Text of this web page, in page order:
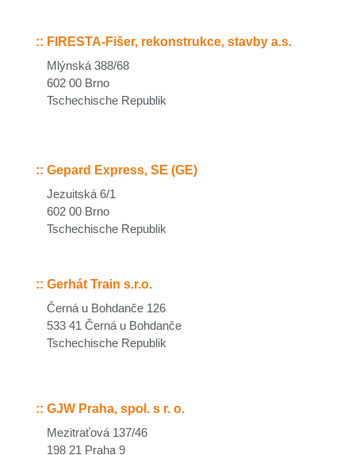
:: FIRESTA-Fišer, rekonstrukce, stavby a.s.
Mlýnská 388/68
602 00 Brno
Tschechische Republik
:: Gepard Express, SE (GE)
Jezuitská 6/1
602 00 Brno
Tschechische Republik
:: Gerhát Train s.r.o.
Černá u Bohdanče 126
533 41 Černá u Bohdanče
Tschechische Republik
:: GJW Praha, spol. s r. o.
Mezitraťová 137/46
198 21 Praha 9